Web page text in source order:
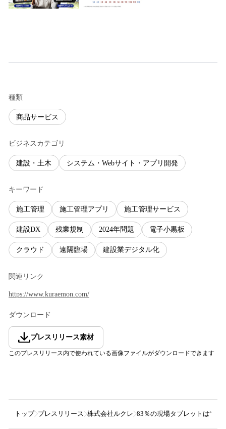
種類
商品サービス
ビジネスカテゴリ
建設・土木 システム・Webサイト・アプリ開発
キーワード
施工管理 施工管理アプリ 施工管理サービス
建設DX 残業規制 2024年問題 電子小黒板
クラウド 遠隔臨場 建設業デジタル化
関連リンク
https://www.kuraemon.com/
ダウンロード
プレスリリース素材
このプレスリリース内で使われている画像ファイルがダウンロードできます
トップ プレスリリース 株式会社ルクレ 83％の現場タブレットは“熱